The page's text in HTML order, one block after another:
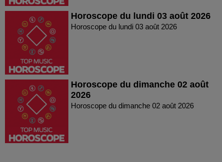
Horoscope du lundi 03 août 2026
Horoscope du lundi 03 août 2026
Horoscope du dimanche 02 août
2026
Horoscope du dimanche 02 août 2026